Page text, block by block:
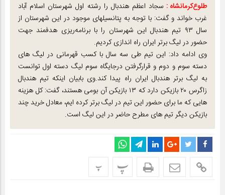
طلوع‌‌کرمانشاه : سجاد اعظم هندبال را رشته اول شهرستان اسلام آباد
غرب خواند و گفت: با توجه به پتانسیلهای موجود در این شهرستان از
سال ۹۳ تیم هندبال این شهرستان را با برنامه‌ریزی هدفمند جهت
حضور در لیگ برتر ایران راه اندازی کردیم.
وی ادامه داد: این تیم طی سه سال با کسب قهرمانی در لیگ های
دسته سوم و دوم و قرارگرفتن درجایگاه سوم لیگ دسته اول توانست
به لیگ برتر هندبال ایران راه پیدا کند.وی بابیان اینکه تیم هندبال
زاگرس ۲۰ بازیکن دارد که ۱۳ بازیکن آن بومی هستند، گفت: کل هزینه
هایی که ما برای حضور این تیم در لیگ برتر کرده ایم، معادل خرید چند
بازیکن دیگر تیم های مطرح حاضر در این لیگ است.
پ پ